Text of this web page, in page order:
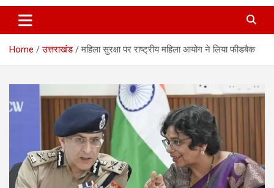
Home उत्तराखंड महिला सुरक्षा पर राष्ट्रीय महिला आयोग ने लिया फीडबैक